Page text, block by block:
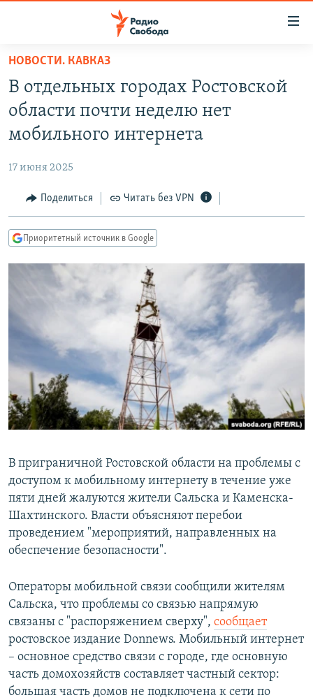
упрощенного
доступа
Вернуться
основному
Вернутся
Вернутся
ПОДКАСТЫ
АВТОРСКИЕ ПРОЕКТЫ
МНЕНИЯ
КУЛЬТУРА
КАВКАЗ.РЕАЛИИ
СЕВЕР.РЕАЛИИ
СИБИРЬ.РЕАЛИИ
РАСПИСАНИЕ ВЕЩАНИЯ
ПОДПИШИТЕСЬ НА РАССЫЛКУ
СОЦИАЛЬНЫЕ СЕТИ
Все сайты РСЕ/РС
НОВОСТИ. КАВКАЗ
В отдельных городах Ростовской
области почти неделю нет
мобильного интернета
17 июня 2025
Поделиться Читать без VPN
Приоритетный источник в Google
В приграничной Ростовской области на проблемы с
доступом к мобильному интернету в течение уже
пяти дней жалуются жители Сальска и Каменска-
Шахтинского. Власти объясняют перебои
проведением "мероприятий, направленных на
обеспечение безопасности".
Операторы мобильной связи сообщили жителям
Сальска, что проблемы со связью напрямую
связаны с "распоряжением сверху", сообщает
ростовское издание Donnews. Мобильный интернет
– основное средство связи с городе, где основную
часть домохозяйств составляет частный сектор:
большая часть домов не подключена к сети по